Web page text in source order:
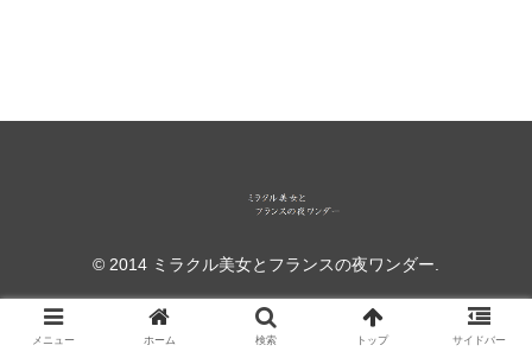
© 2014 ミラクル美女とフランスの夜ワンダー.
メニュー ホーム 検索 トップ サイドバー